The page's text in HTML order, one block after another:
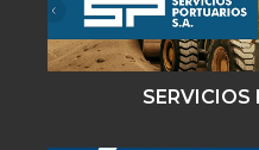
SERVICIOS